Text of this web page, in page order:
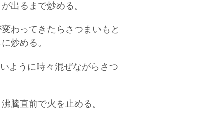
出るまで炒める。
わってきたらさつまいもと
炒める。
ように時々混ぜながらさつ
騰直前で火を止める。